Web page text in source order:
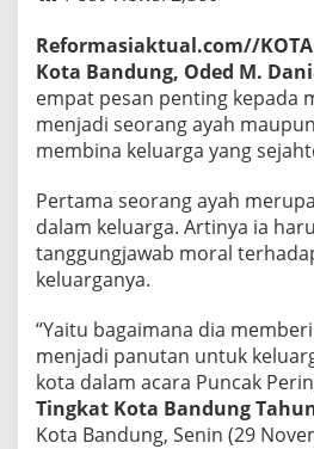
Reformasiaktual.com//KOTA
Kota Bandung, Oded M.
empat pesan penting kepada
menjadi seorang ayah
membina keluarga yang
Pertama seorang ayah
dalam keluarga. Artinya ia
tanggungjawab moral
keluarganya.
“Yaitu bagaimana dia
menjadi panutan untuk
kota dalam acara Puncak
Tingkat Kota Bandung
Kota Bandung, Senin (29